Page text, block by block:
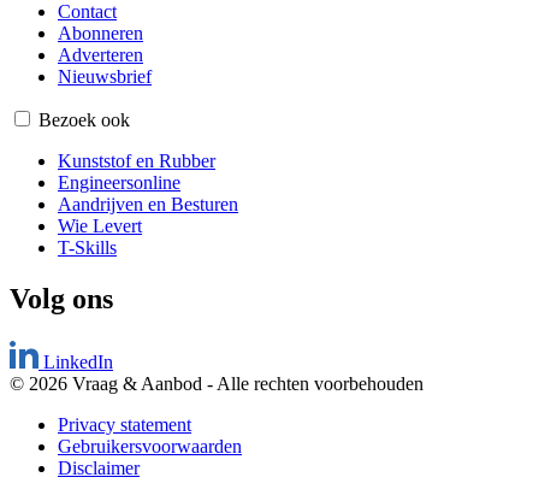
Contact
Abonneren
Adverteren
Nieuwsbrief
Bezoek ook
Kunststof en Rubber
Engineersonline
Aandrijven en Besturen
Wie Levert
T-Skills
Volg ons
LinkedIn
© 2026 Vraag & Aanbod - Alle rechten voorbehouden
Privacy statement
Gebruikersvoorwaarden
Disclaimer